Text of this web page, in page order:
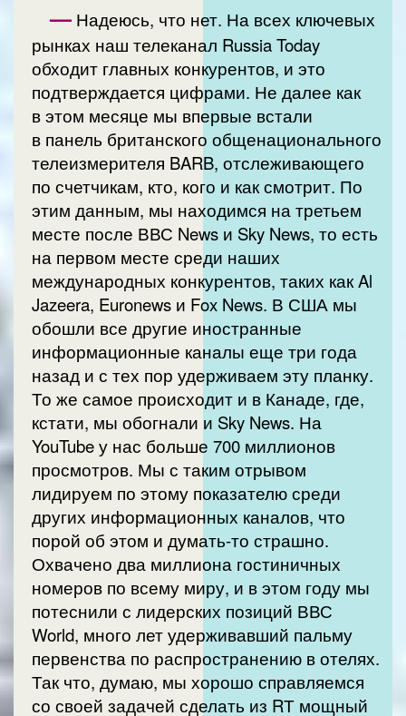
— Надеюсь, что нет. На всех ключевых
рынках наш телеканал Russia Today
обходит главных конкурентов, и это
подтверждается цифрами. Не далее как
в этом месяце мы впервые встали
в панель британского общенационального
телеизмерителя BARB, отслеживающего
по счетчикам, кто, кого и как смотрит. По
этим данным, мы находимся на третьем
месте после ВВС News и Sky News, то есть
на первом месте среди наших
международных конкурентов, таких как Al
Jazeera, Euronews и Fox News. В США мы
обошли все другие иностранные
информационные каналы еще три года
назад и с тех пор удерживаем эту планку.
То же самое происходит и в Канаде, где,
кстати, мы обогнали и Sky News. На
YouTube у нас больше 700 миллионов
просмотров. Мы с таким отрывом
лидируем по этому показателю среди
других информационных каналов, что
порой об этом и думать-то страшно.
Охвачено два миллиона гостиничных
номеров по всему миру, и в этом году мы
потеснили с лидерских позиций ВВС
World, много лет удерживавший пальму
первенства по распространению в отелях.
Так что, думаю, мы хорошо справляемся
со своей задачей сделать из RТ мощный